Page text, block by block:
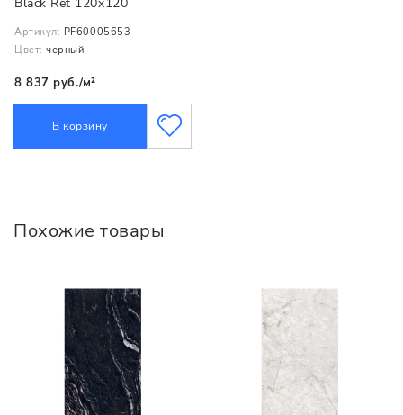
Артикул: PF60005653
Цвет: черный
8 837 руб./м²
В корзину
Похожие товары